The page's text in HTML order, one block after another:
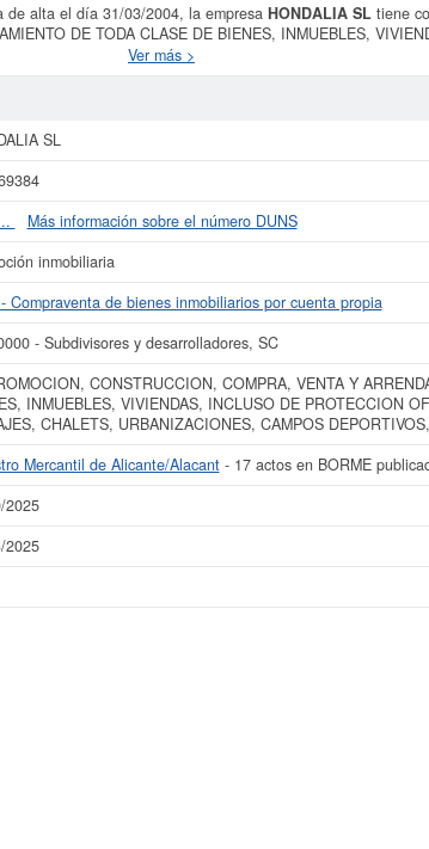
de alta el día 31/03/2004, la empresa HONDALIA SL tiene
DE TODA CLASE DE BIENES, INMUEBLES,
URBANIZACIONES, CAMPOS DEPORTIVOS,
Esta empresa está incluida dentro de la categoría SIC
de 19 consultas. Si desea saber las subvenciones a las que
Mercantil es Alicante/Alacant. Se reflejan 17 actos en el
HONDALIA SL puede
años de actividad, así como los balances y cuentas de
del informe de empresa se ha realizado el 24/10/2025.
Ver más >
SL
Más información sobre el número DUNS
inmobiliaria
Compraventa de bienes inmobiliarios por cuenta propia
- Subdivisores y desarrolladores, SC
CONSTRUCCION, COMPRA, VENTA Y
INMUEBLES, VIVIENDAS, INCLUSO DE PROTECCION
CHALETS, URBANIZACIONES, CAMPOS
Mercantil de Alicante/Alacant- 17 actos en BORME
2025
2025